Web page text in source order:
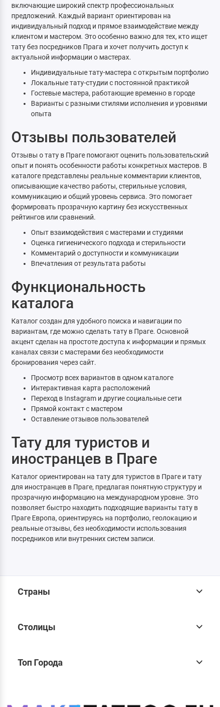
включающие широкий спектр профессиональных
предложений. Каждый вариант ориентирован на
индивидуальный подход и прямое взаимодействие между
клиентом и мастером. Это особенно важно для тех, кто ищет
тату без посредников Прага и хочет получить доступ к
актуальной информации о мастерах.
Индивидуальные тату-мастера с открытым портфолио
Локальные тату-студии с постоянной практикой
Гостевые мастера, работающие временно в городе
Варианты с разными стилями исполнения и уровнями
опыта
Отзывы пользователей
Отзывы о тату в Праге помогают оценить пользовательский
опыт и понять особенности работы конкретных мастеров. В
каталоге представлены реальные комментарии клиентов,
описывающие качество работы, стерильные условия,
коммуникацию и общий уровень сервиса. Это помогает
формировать прозрачную картину без искусственных
рейтингов или сравнений.
Опыт взаимодействия с мастерами и студиями
Оценка гигиенического подхода и стерильности
Комментарий о доступности и коммуникации
Впечатления от результата работы
Функциональность
каталога
Каталог создан для удобного поиска и навигации по
вариантам, где можно сделать тату в Праге. Основной
акцент сделан на простоте доступа к информации и прямых
каналах связи с мастерами без необходимости
бронирования через сайт.
Просмотр всех вариантов в одном каталоге
Интерактивная карта расположений
Переход в Instagram и другие социальные сети
Прямой контакт с мастером
Оставление отзывов пользователей
Тату для туристов и
иностранцев в Праге
Каталог ориентирован на тату для туристов в Праге и тату
для иностранцев в Праге, предлагая понятную структуру и
прозрачную информацию на международном уровне. Это
позволяет быстро находить подходящие варианты тату в
Праге Европа, ориентируясь на портфолио, геолокацию и
реальные отзывы, без необходимости использования
посредников или внутренних систем записи.
Страны
Столицы
Топ Города